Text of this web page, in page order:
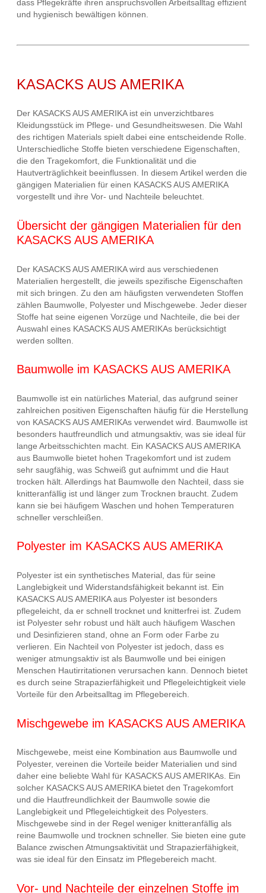
dass Pflegekräfte ihren anspruchsvollen Arbeitsalltag effizient
und hygienisch bewältigen können.
KASACKS AUS AMERIKA
Der KASACKS AUS AMERIKA ist ein unverzichtbares
Kleidungsstück im Pflege- und Gesundheitswesen. Die Wahl
des richtigen Materials spielt dabei eine entscheidende Rolle.
Unterschiedliche Stoffe bieten verschiedene Eigenschaften,
die den Tragekomfort, die Funktionalität und die
Hautverträglichkeit beeinflussen. In diesem Artikel werden die
gängigen Materialien für einen KASACKS AUS AMERIKA
vorgestellt und ihre Vor- und Nachteile beleuchtet.
Übersicht der gängigen Materialien für den
KASACKS AUS AMERIKA
Der KASACKS AUS AMERIKA wird aus verschiedenen
Materialien hergestellt, die jeweils spezifische Eigenschaften
mit sich bringen. Zu den am häufigsten verwendeten Stoffen
zählen Baumwolle, Polyester und Mischgewebe. Jeder dieser
Stoffe hat seine eigenen Vorzüge und Nachteile, die bei der
Auswahl eines KASACKS AUS AMERIKAs berücksichtigt
werden sollten.
Baumwolle im KASACKS AUS AMERIKA
Baumwolle ist ein natürliches Material, das aufgrund seiner
zahlreichen positiven Eigenschaften häufig für die Herstellung
von KASACKS AUS AMERIKAs verwendet wird. Baumwolle ist
besonders hautfreundlich und atmungsaktiv, was sie ideal für
lange Arbeitsschichten macht. Ein KASACKS AUS AMERIKA
aus Baumwolle bietet hohen Tragekomfort und ist zudem
sehr saugfähig, was Schweiß gut aufnimmt und die Haut
trocken hält. Allerdings hat Baumwolle den Nachteil, dass sie
knitteranfällig ist und länger zum Trocknen braucht. Zudem
kann sie bei häufigem Waschen und hohen Temperaturen
schneller verschleißen.
Polyester im KASACKS AUS AMERIKA
Polyester ist ein synthetisches Material, das für seine
Langlebigkeit und Widerstandsfähigkeit bekannt ist. Ein
KASACKS AUS AMERIKA aus Polyester ist besonders
pflegeleicht, da er schnell trocknet und knitterfrei ist. Zudem
ist Polyester sehr robust und hält auch häufigem Waschen
und Desinfizieren stand, ohne an Form oder Farbe zu
verlieren. Ein Nachteil von Polyester ist jedoch, dass es
weniger atmungsaktiv ist als Baumwolle und bei einigen
Menschen Hautirritationen verursachen kann. Dennoch bietet
es durch seine Strapazierfähigkeit und Pflegeleichtigkeit viele
Vorteile für den Arbeitsalltag im Pflegebereich.
Mischgewebe im KASACKS AUS AMERIKA
Mischgewebe, meist eine Kombination aus Baumwolle und
Polyester, vereinen die Vorteile beider Materialien und sind
daher eine beliebte Wahl für KASACKS AUS AMERIKAs. Ein
solcher KASACKS AUS AMERIKA bietet den Tragekomfort
und die Hautfreundlichkeit der Baumwolle sowie die
Langlebigkeit und Pflegeleichtigkeit des Polyesters.
Mischgewebe sind in der Regel weniger knitteranfällig als
reine Baumwolle und trocknen schneller. Sie bieten eine gute
Balance zwischen Atmungsaktivität und Strapazierfähigkeit,
was sie ideal für den Einsatz im Pflegebereich macht.
Vor- und Nachteile der einzelnen Stoffe im